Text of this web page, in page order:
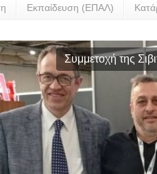
Εκπαίδευση (ΕΠΑΛ)
Συμμετοχή της